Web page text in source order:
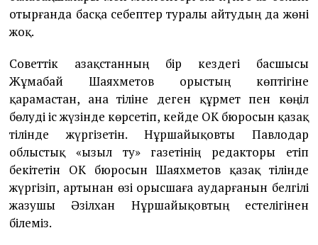
отырғанда басқа себептер туралы айтудың да жөні
жоқ.
Советтік Қазақстанның бір кездегі басшысы
Жұмабай Шаяхметов орыстың көптігіне
қарамастан, ана тіліне деген құрмет пен көңіл
бөлуді іс жүзінде көрсетіп, кейде ОК бюросын қазақ
тілінде жүргізетін. Нұршайықовты Павлодар
облыстық «Қызыл ту» газетінің редакторы етіп
бекітетін ОК бюросын Шаяхметов қазақ тілінде
жүргізіп, артынан өзі орысшаға аударғанын белгілі
жазушы Әзілхан Нұршайықовтың естелігінен
білеміз.